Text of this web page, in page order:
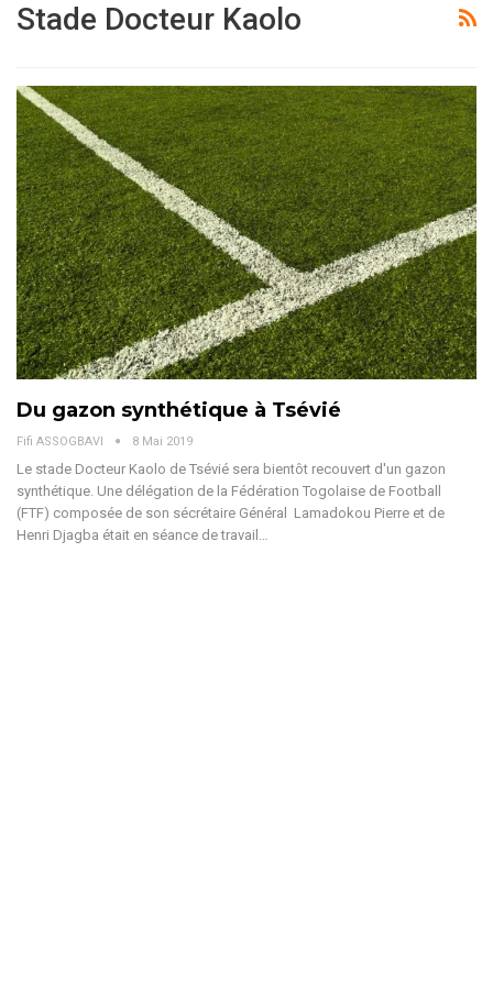
Stade Docteur Kaolo
Du gazon synthétique à Tsévié
Fifi ASSOGBAVI 8 Mai 2019
Le stade Docteur Kaolo de Tsévié sera bientôt recouvert d'un gazon
synthétique. Une délégation de la Fédération Togolaise de Football
(FTF) composée de son sécrétaire Général Lamadokou Pierre et de
Henri Djagba était en séance de travail…